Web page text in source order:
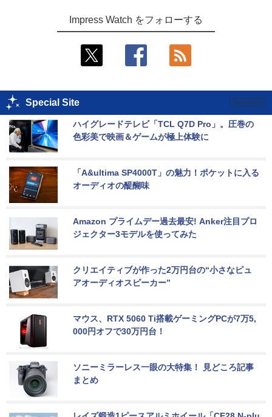
Impress Watch をフォローする
Special Site
ハイグレードテレビ「TCL Q7D Pro」。圧巻の
色彩美で映画＆ゲームが極上体験に
「A&ultima SP4000T」の魅力！ポケットに入る
オーディオの醍醐味
Amazon プライムデー過去最安! Anker注目プロ
ジェクター3モデルを使ってみた
クリエイティブが作った2万円台の“小さなピュ
アオーディオスピーカー”
マウス、RTX 5060 Ti搭載ゲーミングPCが7万5,
000円オフで30万円台！
ソニーミラーレス一眼の大特集！ 見どころ記事
まとめ